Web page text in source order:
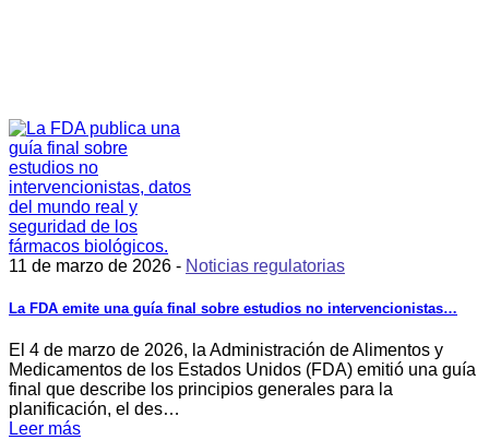
11 de marzo de 2026 - Noticias regulatorias
La FDA emite una guía final sobre estudios no intervencionistas…
El 4 de marzo de 2026, la Administración de Alimentos y
Medicamentos de los Estados Unidos (FDA) emitió una guía
final que describe los principios generales para la
planificación, el des…
Leer más